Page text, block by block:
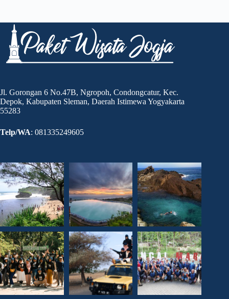
Jl. Gorongan 6 No.47B, Ngropoh, Condongcatur, Kec.
Depok, Kabupaten Sleman, Daerah Istimewa Yogyakarta
55283
Telp/WA: 081335249605